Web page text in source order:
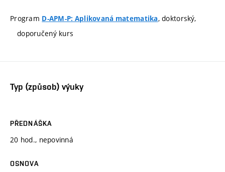
Program D-APM-P: Aplikovaná matematika, doktorský,
doporučený kurs
Typ (způsob) výuky
PŘEDNÁŠKA
20 hod., nepovinná
OSNOVA